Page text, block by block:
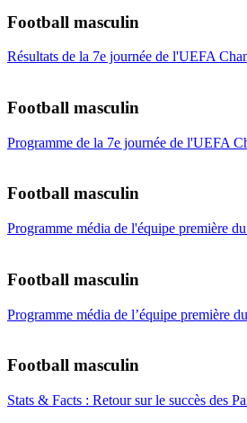
Football masculin
Résultats de la 7e journée de l'UEFA
Football masculin
Programme de la 7e journée de l'UEFA
Football masculin
Programme média de l'équipe première
Football masculin
Programme média de l’équipe première
Football masculin
Stats & Facts : Retour sur le succès des